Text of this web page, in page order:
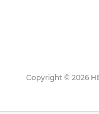
Copyright © 2026